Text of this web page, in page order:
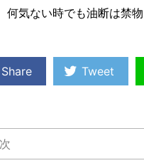
何気ない時でも油断は禁
Share Tweet